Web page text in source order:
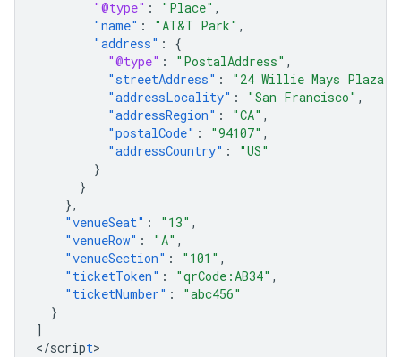
"@type" : "Place" ,
"name" : "AT&T Park" ,
"address" :
{
"@type" : "PostalAddress" ,
"streetAddress" : "24 Willie Mays Plaza"
"addressLocality" : "San Francisco" ,
"addressRegion" : "CA" ,
"postalCode" : "94107" ,
"addressCountry" :
"US"
}
}
},
"venueSeat" : "13" ,
"venueRow" : "A" ,
"venueSection" : "101" ,
"ticketToken" : "qrCode:AB34" ,
"ticketNumber" :
"abc456"
}
]
</script>